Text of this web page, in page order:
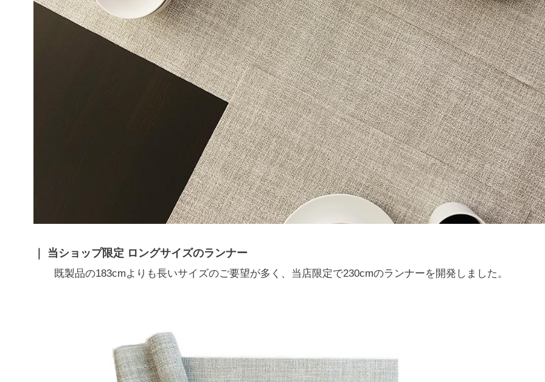
当ショップ限定 ロングサイズのランナー
既製品の183cmよりも長いサイズのご要望が多く、当店限定で230cmのランナーを開発しました。